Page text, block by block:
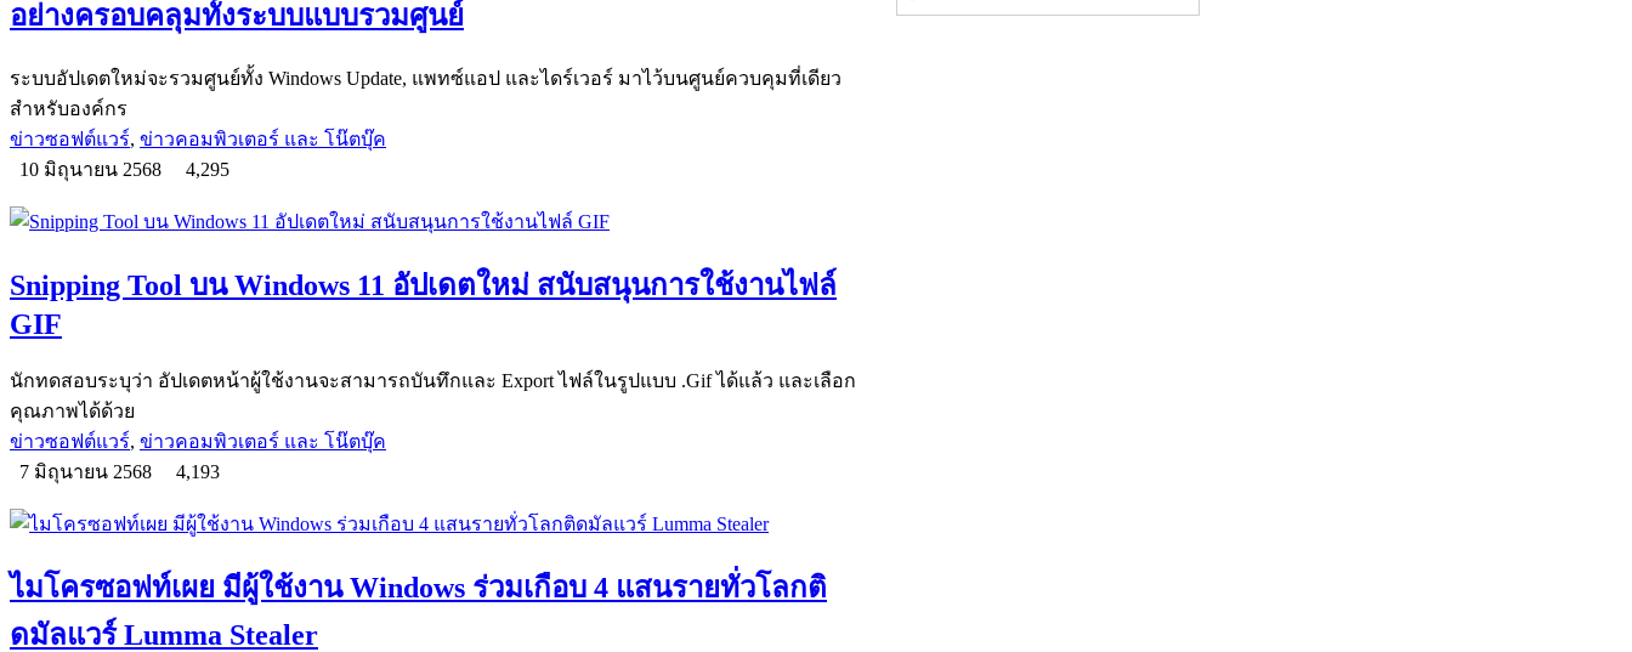
อย่างครอบคลุมทั้งระบบแบบรวมศูนย์
ระบบอัปเดตใหม่จะรวมศูนย์ทั้ง Windows Update, แพทซ์แอป และไดร์เวอร์ มาไว้บนศูนย์ควบคุมที่เดียว
สำหรับองค์กร
ข่าวซอฟต์แวร์, ข่าวคอมพิวเตอร์ และ โน๊ตบุ๊ค
10 มิถุนายน 2568
4,295
Snipping Tool บน Windows 11 อัปเดตใหม่ สนับสนุนการใช้งานไฟล์
GIF
นักทดสอบระบุว่า อัปเดตหน้าผู้ใช้งานจะสามารถบันทึกและ Export ไฟล์ในรูปแบบ .Gif ได้แล้ว และเลือก
คุณภาพได้ด้วย
ข่าวซอฟต์แวร์, ข่าวคอมพิวเตอร์ และ โน๊ตบุ๊ค
7 มิถุนายน 2568
4,193
ไมโครซอฟท์เผย มีผู้ใช้งาน Windows ร่วมเกือบ 4 แสนรายทั่วโลกติ
ดมัลแวร์ Lumma Stealer